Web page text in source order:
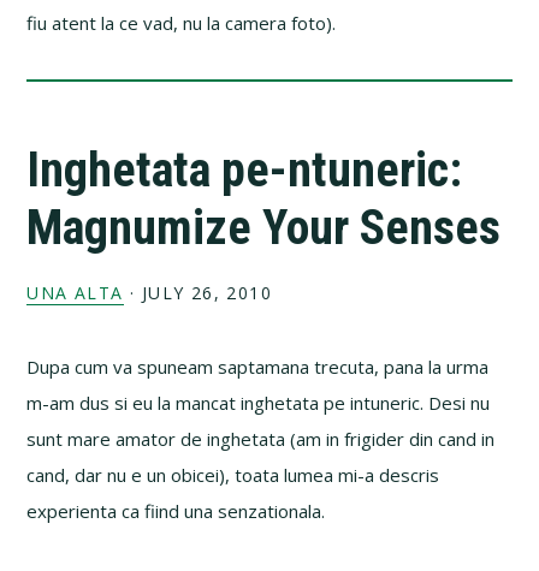
fiu atent la ce vad, nu la camera foto).
Inghetata pe-ntuneric:
Magnumize Your Senses
UNA ALTA · JULY 26, 2010
Dupa cum va spuneam saptamana trecuta, pana la urma
m-am dus si eu la mancat inghetata pe intuneric. Desi nu
sunt mare amator de inghetata (am in frigider din cand in
cand, dar nu e un obicei), toata lumea mi-a descris
experienta ca fiind una senzationala.